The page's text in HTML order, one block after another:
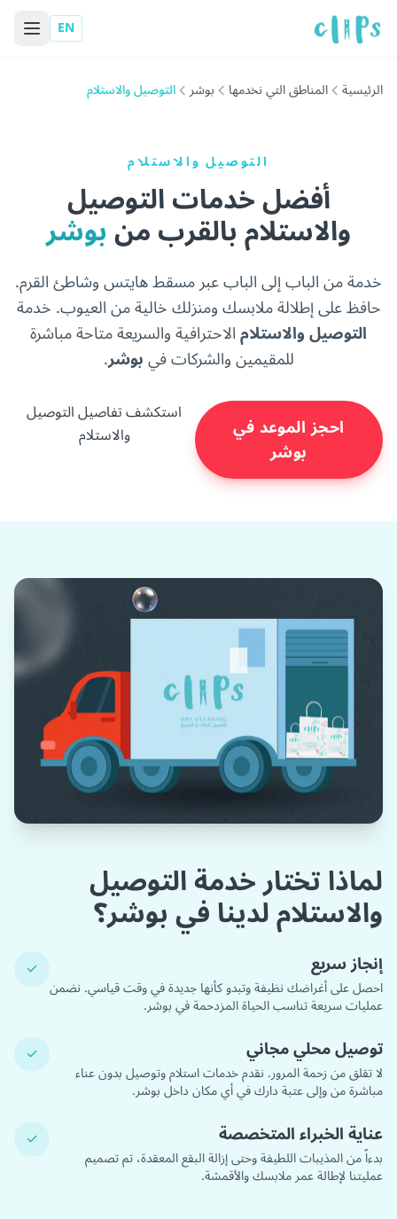
EN
الرئيسية المناطق التي نخدمها بوشر التوصيل والاستلام
التوصيل والاستلام
أفضل خدمات التوصيل
والاستلام بالقرب منبوشر
خدمة من الباب إلى الباب عبر مسقط هايتس وشاطئ القرم.
حافظ على إطلالة ملابسك ومنزلك خالية من العيوب. خدمة
التوصيل والاستلامالاحترافية والسريعة متاحة مباشرة
للمقيمين والشركات فيبوشر.
احجز الموعد في
بوشر
استكشف تفاصيل التوصيل
والاستلام
لماذا تختار خدمة التوصيل
والاستلام لدينا في بوشر؟
✓ إنجاز سريع
احصل على أغراضك نظيفة وتبدو كأنها جديدة في وقت قياسي. نضمن
عمليات سريعة تناسب الحياة المزدحمة في بوشر.
✓ توصيل محلي مجاني
لا تقلق من زحمة المرور. نقدم خدمات استلام وتوصيل بدون عناء
مباشرة من وإلى عتبة دارك في أي مكان داخل بوشر.
✓ عناية الخبراء المتخصصة
بدءاً من المذيبات اللطيفة وحتى إزالة البقع المعقدة، تم تصميم
عمليتنا لإطالة عمر ملابسك والأقمشة.